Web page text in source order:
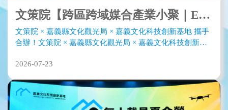
文策院【跨區跨域媒合產業小聚｜ESG 主題專場】
文策院 × 嘉義縣文化觀光局 × 嘉義文化科技創新基地 攜手
合辦！文策院 × 嘉義縣文化觀光局 × 嘉義文化科技創新基
2026-07-23